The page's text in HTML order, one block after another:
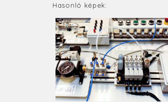
Hasonló képek: